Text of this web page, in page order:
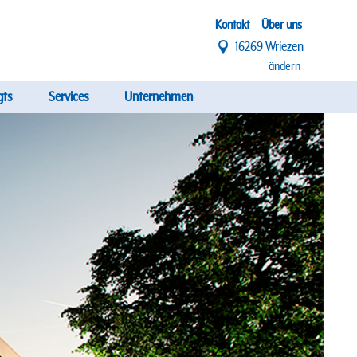
Top
Menü
Kontakt Über uns
16269 Wriezen
ändern
Services Unternehmen